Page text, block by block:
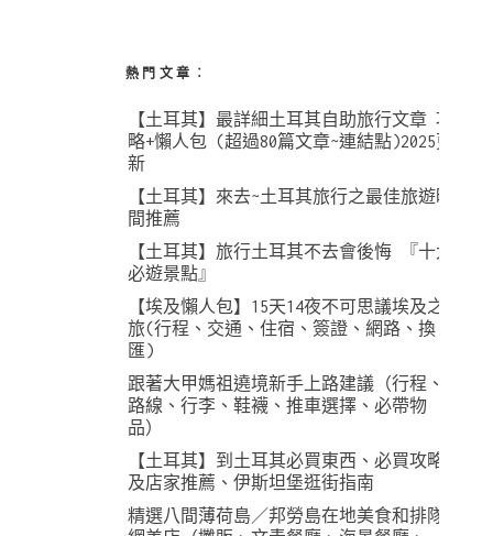
熱門文章︰
【土耳其】最詳細土耳其自助旅行文章 攻
略+懶人包 (超過80篇文章~連結點)2025更
新
【土耳其】來去~土耳其旅行之最佳旅遊時
間推薦
【土耳其】旅行土耳其不去會後悔 『十大
必遊景點』
【埃及懶人包】15天14夜不可思議埃及之
旅(行程、交通、住宿、簽證、網路、換
匯)
跟著大甲媽祖遶境新手上路建議（行程、
路線、行李、鞋襪、推車選擇、必帶物
品）
【土耳其】到土耳其必買東西、必買攻略
及店家推薦、伊斯坦堡逛街指南
精選八間薄荷島／邦勞島在地美食和排隊